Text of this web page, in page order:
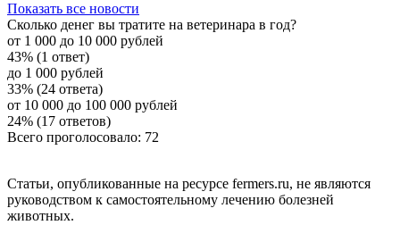
Показать все новости
Сколько денег вы тратите на ветеринара в год?
от 1 000 до 10 000 рублей
43% (1 ответ)
до 1 000 рублей
33% (24 ответа)
от 10 000 до 100 000 рублей
24% (17 ответов)
Всего проголосовало: 72
Статьи, опубликованные на ресурсе fermers.ru, не являются
руководством к самостоятельному лечению болезней
животных.